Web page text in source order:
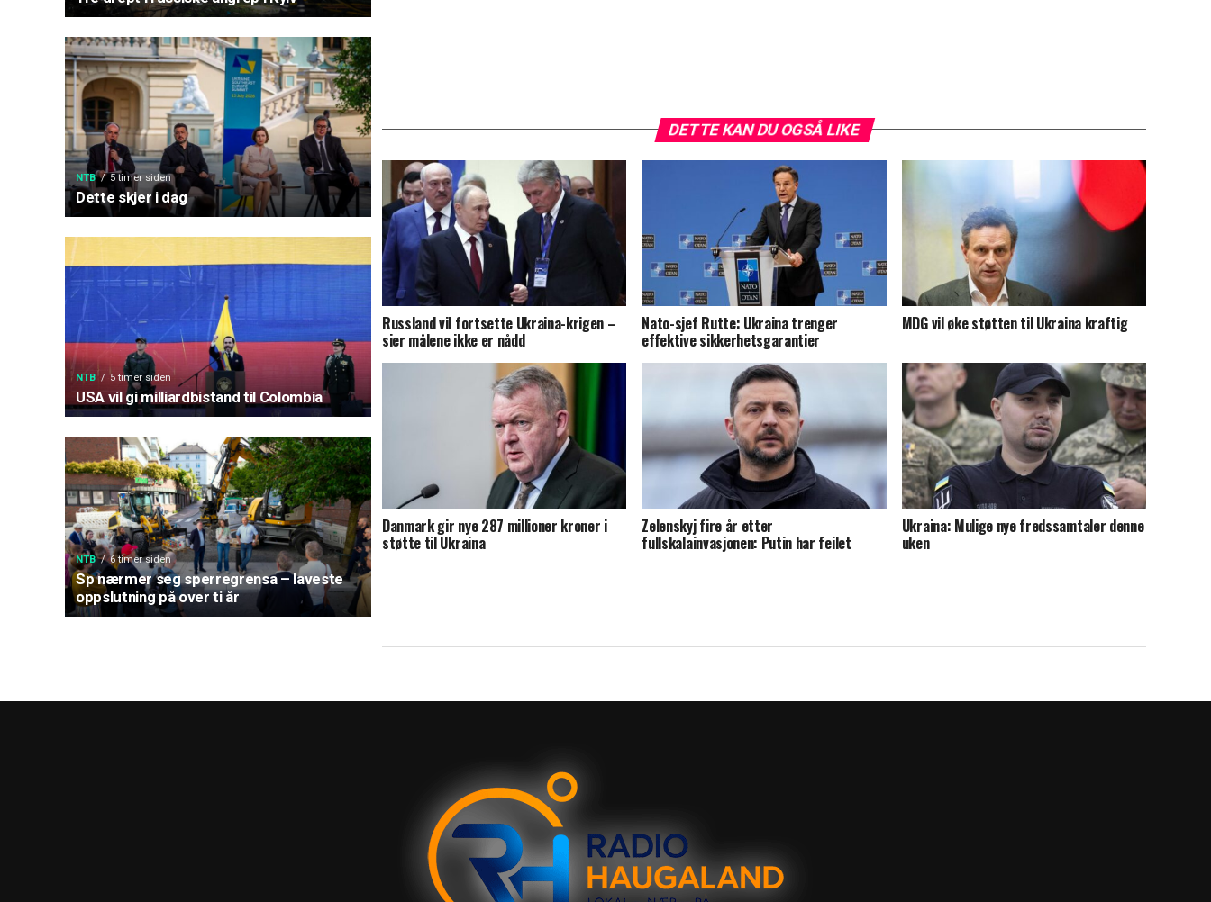
NTB 5 timer siden
Dette skjer i dag
NTB 5 timer siden
USA vil gi milliardbistand til Colombia
NTB 6 timer siden
Sp nærmer seg sperregrensa – laveste
oppslutning på over ti år
DETTE KAN DU OGSÅ LIKE
Russland vil fortsette Ukraina-krigen –
sier målene ikke er nådd
Nato-sjef Rutte: Ukraina trenger
effektive sikkerhetsgarantier
MDG vil øke støtten til Ukraina kraftig
Danmark gir nye 287 millioner kroner i
støtte til Ukraina
Zelenskyj fire år etter
fullskalainvasjonen: Putin har feilet
Ukraina: Mulige nye fredssamtaler denne
uken